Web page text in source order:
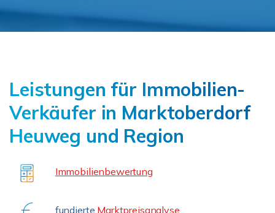
Leistungen für Immobilien-
Verkäufer in Marktoberdorf
Heuweg und Region
Immobilienbewertung
fundierte Marktpreisanalyse